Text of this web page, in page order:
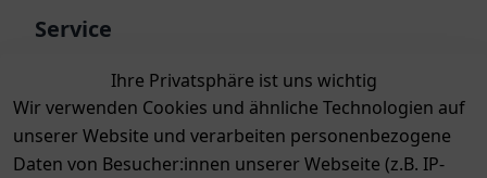
Ihre Privatsphäre ist uns wichtig
Wir verwenden Cookies und ähnliche Technologien auf
unserer Website und verarbeiten personenbezogene
Daten von Besucher:innen unserer Webseite (z.B. IP-
Service
Bewertungen
Zahlung & Versand